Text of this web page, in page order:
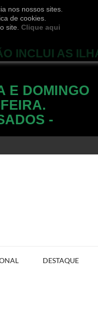
nos nossos sites.
de cookies.
site. Clique aqui
INCLUI AS
E DOMINGO
-
DESTAQUE